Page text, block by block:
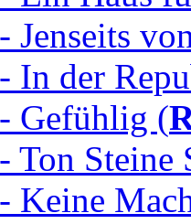
Jenseits
In der
Gefühlig (
Ton Steine
Keine